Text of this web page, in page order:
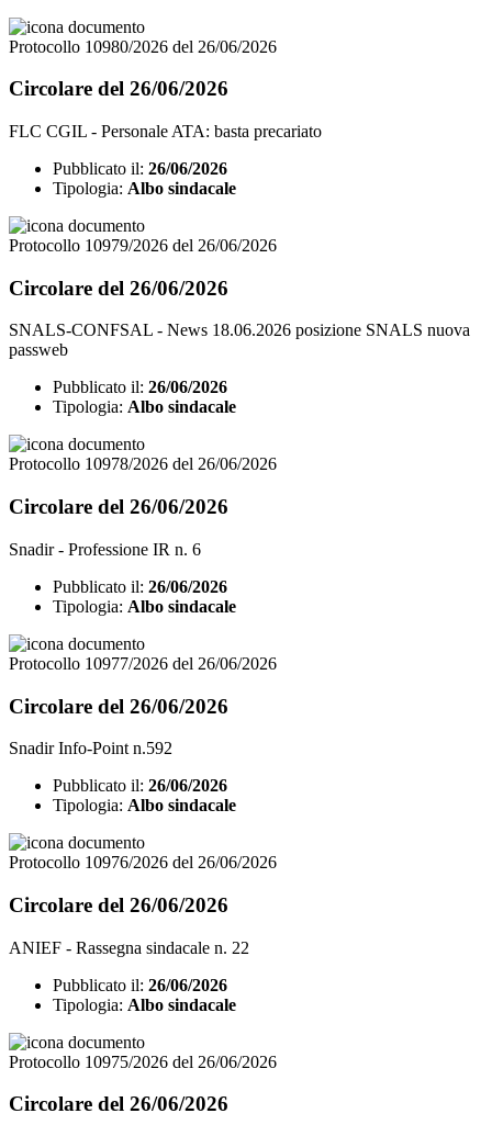
Protocollo 10980/2026 del 26/06/2026
Circolare del 26/06/2026
FLC CGIL - Personale ATA: basta precariato
Pubblicato il: 26/06/2026
Tipologia: Albo sindacale
Protocollo 10979/2026 del 26/06/2026
Circolare del 26/06/2026
SNALS-CONFSAL - News 18.06.2026 posizione SNALS nuova
passweb
Pubblicato il: 26/06/2026
Tipologia: Albo sindacale
Protocollo 10978/2026 del 26/06/2026
Circolare del 26/06/2026
Snadir - Professione IR n. 6
Pubblicato il: 26/06/2026
Tipologia: Albo sindacale
Protocollo 10977/2026 del 26/06/2026
Circolare del 26/06/2026
Snadir Info-Point n.592
Pubblicato il: 26/06/2026
Tipologia: Albo sindacale
Protocollo 10976/2026 del 26/06/2026
Circolare del 26/06/2026
ANIEF - Rassegna sindacale n. 22
Pubblicato il: 26/06/2026
Tipologia: Albo sindacale
Protocollo 10975/2026 del 26/06/2026
Circolare del 26/06/2026